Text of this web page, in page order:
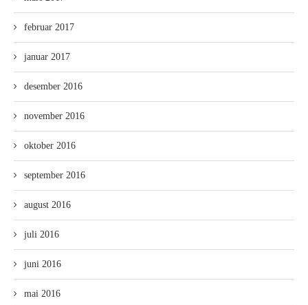
februar 2017
januar 2017
desember 2016
november 2016
oktober 2016
september 2016
august 2016
juli 2016
juni 2016
mai 2016